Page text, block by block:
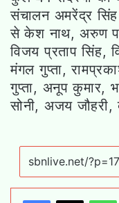
संचालन अमरेंद्र
से केश नाथ, अरुण
विजय प्रताप सिंह,
मंगल गुप्ता,
गुप्ता, अनूप कुमार,
सोनी, अजय